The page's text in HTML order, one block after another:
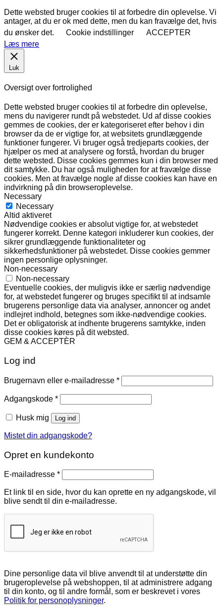
Dette websted bruger cookies til at forbedre din oplevelse. Vi
antager, at du er ok med dette, men du kan fravælge det, hvis
du ønsker det.
Cookie indstillinger
ACCEPTER
Læs mere
Luk
Oversigt over fortrolighed
Dette websted bruger cookies til at forbedre din oplevelse,
mens du navigerer rundt på webstedet. Ud af disse cookies
gemmes de cookies, der er kategoriseret efter behov i din
browser da de er vigtige for, at websitets grundlæggende
funktioner fungerer. Vi bruger også tredjeparts cookies, der
hjælper os med at analysere og forstå, hvordan du bruger
dette websted. Disse cookies gemmes kun i din browser med
dit samtykke. Du har også muligheden for at fravælge disse
cookies. Men at fravælge nogle af disse cookies kan have en
indvirkning på din browseroplevelse.
Necessary
Necessary
Altid aktiveret
Nødvendige cookies er absolut vigtige for, at webstedet
fungerer korrekt. Denne kategori inkluderer kun cookies, der
sikrer grundlæggende funktionaliteter og
sikkerhedsfunktioner på webstedet. Disse cookies gemmer
ingen personlige oplysninger.
Non-necessary
Non-necessary
Eventuelle cookies, der muligvis ikke er særlig nødvendige
for, at webstedet fungerer og bruges specifikt til at indsamle
brugerens personlige data via analyser, annoncer og andet
indlejret indhold, betegnes som ikke-nødvendige cookies.
Det er obligatorisk at indhente brugerens samtykke, inden
disse cookies køres på dit websted.
GEM & ACCEPTÈR
Log ind
Brugernavn eller e-mailadresse *Påkrævet
Adgangskode *Påkrævet
Husk mig Log ind
Mistet din adgangskode?
Opret en kundekonto
E-mailadresse *Påkrævet
Et link til en side, hvor du kan oprette en ny adgangskode, vil
blive sendt til din e-mailadresse.
Dine personlige data vil blive anvendt til at understøtte din
brugeroplevelse på webshoppen, til at administrere adgang
til din konto, og til andre formål, som er beskrevet i vores
Politik for personoplysninger.